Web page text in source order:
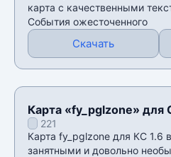
карта с качественными
События ожесточенного
Скачать
Карта «fy_pglzone» для
221
Карта fy_pglzone для КС 1.6
занятными и довольно